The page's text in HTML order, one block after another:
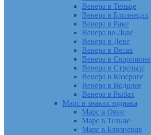
Венера в Тельце
Венера в Близнецах
Венера в Раке
Венера во Льве
Венера в Деве
Венера в Весах
Венера в Скорпионе
Венера в Стрельце
Венера в Козероге
Венера в Водолее
Венера в Рыбах
Марс в знаках зодиака
Марс в Овне
Марс в Тельце
Марс в Близнецах